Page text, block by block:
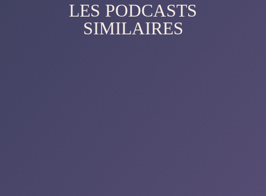
LES PODCASTS
SIMILAIRES